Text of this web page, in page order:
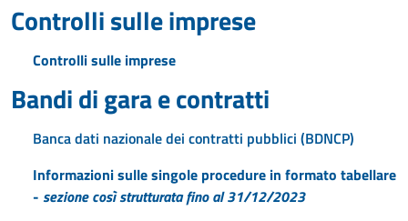
Controlli sulle imprese
Controlli sulle imprese
Bandi di gara e contratti
Banca dati nazionale dei contratti pubblici (BDNCP)
Informazioni sulle singole procedure in formato tabellare
- sezione così strutturata fino al 31/12/2023